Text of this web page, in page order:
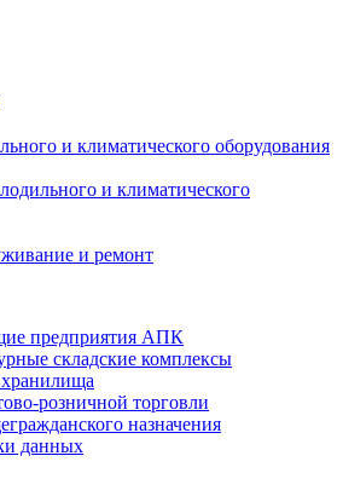
и климатического оборудования
и климатического
и ремонт
предприятия АПК
складские комплексы
розничной торговли
назначения
данных